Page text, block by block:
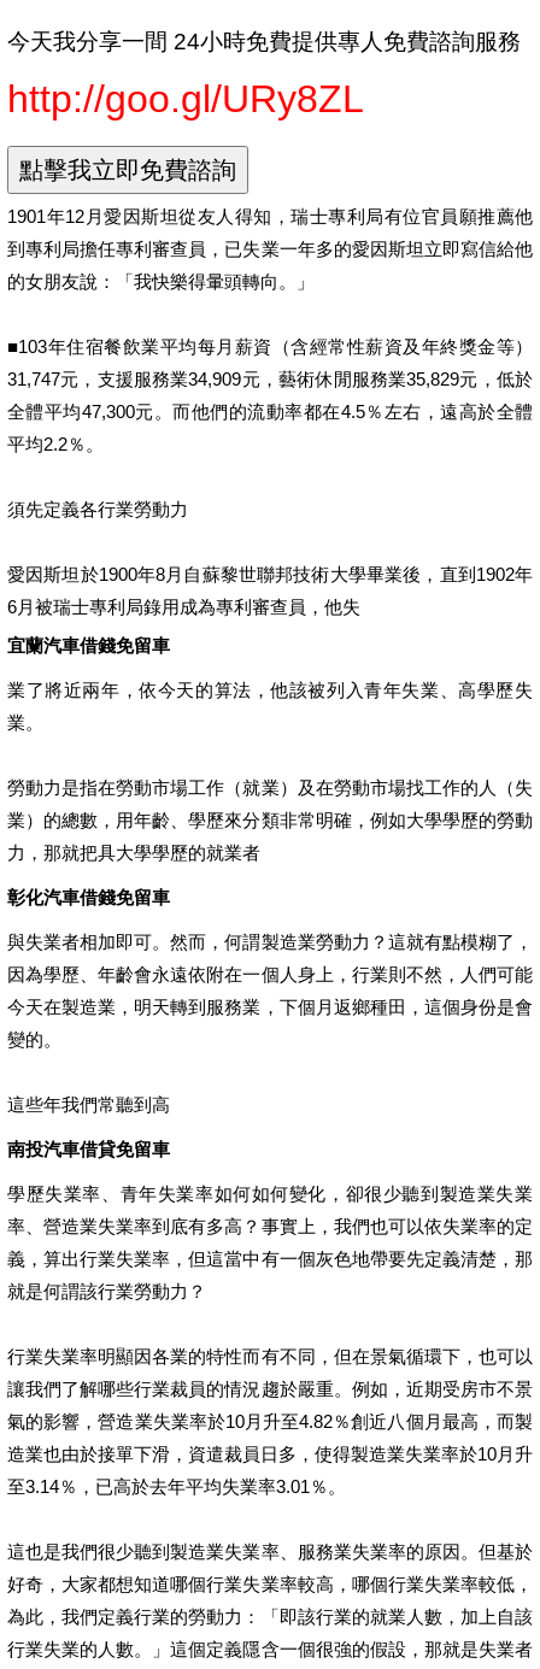
今天我分享一間 24小時免費提供專人免費諮詢服務
http://goo.gl/URy8ZL
1901年12月愛因斯坦從友人得知，瑞士專利局有位官員願推薦他
到專利局擔任專利審查員，已失業一年多的愛因斯坦立即寫信給他
的女朋友說：「我快樂得暈頭轉向。」
■103年住宿餐飲業平均每月薪資（含經常性薪資及年終獎金等）
31,747元，支援服務業34,909元，藝術休閒服務業35,829元，低於
全體平均47,300元。而他們的流動率都在4.5％左右，遠高於全體
平均2.2％。
須先定義各行業勞動力
愛因斯坦於1900年8月自蘇黎世聯邦技術大學畢業後，直到1902年
6月被瑞士專利局錄用成為專利審查員，他失
宜蘭汽車借錢免留車
業了將近兩年，依今天的算法，他該被列入青年失業、高學歷失
業。
勞動力是指在勞動市場工作（就業）及在勞動市場找工作的人（失
業）的總數，用年齡、學歷來分類非常明確，例如大學學歷的勞動
力，那就把具大學學歷的就業者
彰化汽車借錢免留車
與失業者相加即可。然而，何謂製造業勞動力？這就有點模糊了，
因為學歷、年齡會永遠依附在一個人身上，行業則不然，人們可能
今天在製造業，明天轉到服務業，下個月返鄉種田，這個身份是會
變的。
這些年我們常聽到高
南投汽車借貸免留車
學歷失業率、青年失業率如何如何變化，卻很少聽到製造業失業
率、營造業失業率到底有多高？事實上，我們也可以依失業率的定
義，算出行業失業率，但這當中有一個灰色地帶要先定義清楚，那
就是何謂該行業勞動力？
行業失業率明顯因各業的特性而有不同，但在景氣循環下，也可以
讓我們了解哪些行業裁員的情況趨於嚴重。例如，近期受房市不景
氣的影響，營造業失業率於10月升至4.82％創近八個月最高，而製
造業也由於接單下滑，資遣裁員日多，使得製造業失業率於10月升
至3.14％，已高於去年平均失業率3.01％。
這也是我們很少聽到製造業失業率、服務業失業率的原因。但基於
好奇，大家都想知道哪個行業失業率較高，哪個行業失業率較低，
為此，我們定義行業的勞動力：「即該行業的就業人數，加上自該
行業失業的人數。」這個定義隱含一個很強的假設，那就是失業者